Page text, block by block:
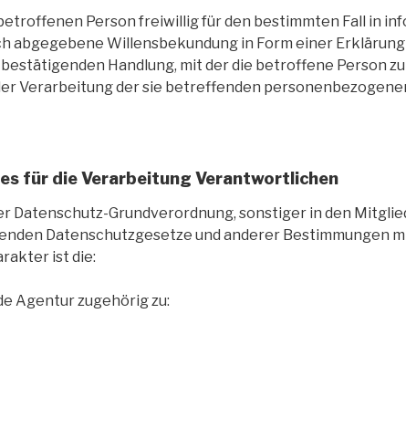
Person freiwillig für den bestimmten Fall in
abgegebene Willensbekundung in Form einer
Handlung, mit der die betroffene Person zu
Verarbeitung der sie betreffenden
für die Verarbeitung Verantwortlichen
Datenschutz-Grundverordnung, sonstiger in den
Datenschutzgesetze und anderer Bestimmungen
ist die:
Agentur zugehörig zu: